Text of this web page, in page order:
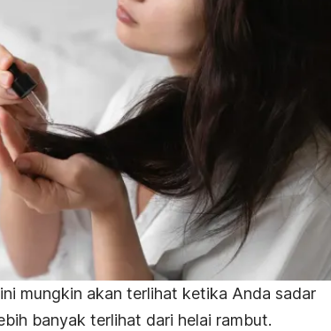
mungkin akan terlihat ketika Anda sadar
banyak terlihat dari helai rambut.